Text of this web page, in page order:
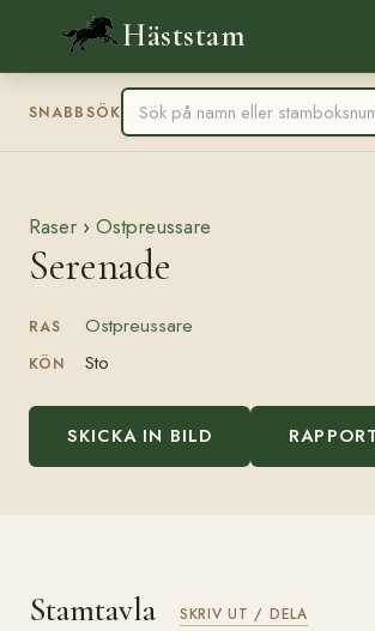
Häststam
SNABBSÖK
Raser › Ostpreussare
Serenade
RAS Ostpreussare
KÖN Sto
SKICKA IN BILD
Stamtavla SKRIV UT / DELA